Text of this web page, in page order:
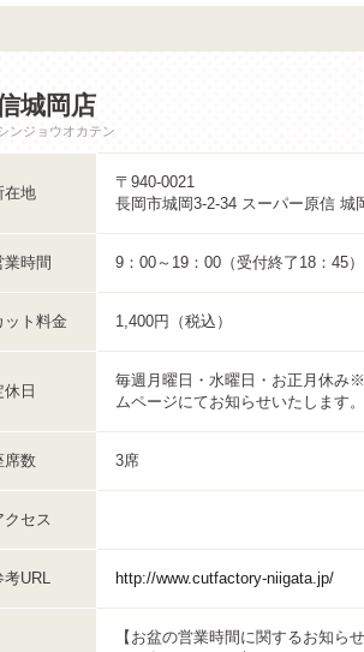
城岡店
ンジョウオカテン
在地
〒940-0021
長岡市城岡3-2-34 スーパー原信 城
業時間 9：00～19：00（受付終了18：45）
ット料金 1,400円（税込）
休日
毎週月曜日・水曜日・お正月休み
ムページにてお知らせいたします。
席数 3席
クセス
考URL http://www.cutfactory-niigata.jp/
【お盆の営業時間に関するお知らせ